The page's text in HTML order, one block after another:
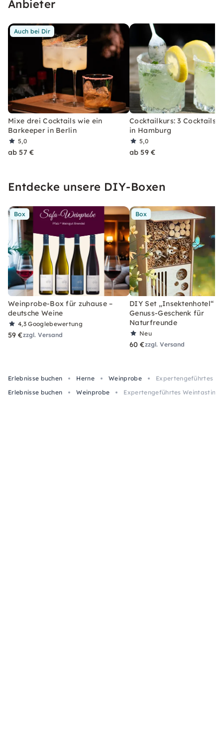
Anbieter
Auch bei Dir
Mixe drei Cocktails wie ein
Barkeeper in Berlin
5,0
ab 57 €
Cocktailkurs: 3 Cocktails
in Hamburg
5,0
ab 59 €
Entdecke unsere DIY-Boxen
Box
Weinprobe-Box für zuhause –
deutsche Weine
4,3Googlebewertung
59 €zzgl. Versand
Box
DIY Set „Insektenhotel“ –
Genuss-Geschenk für
Naturfreunde
Neu
60 €zzgl. Versand
Erlebnisse buchen Herne Weinprobe
Expertengeführtes
Erlebnisse buchen
Weinprobe Expertengeführtes Weintasting: